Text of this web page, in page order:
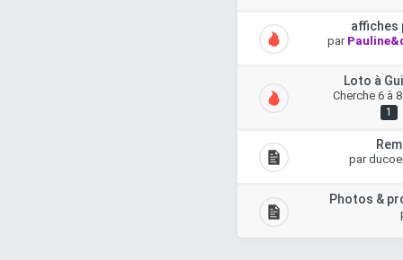
affiches
par
Loto à
Cherche 6 à
1
par
Photos &